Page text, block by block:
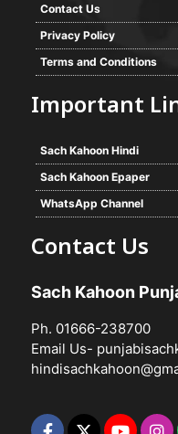
Contact Us
Privacy Policy
Terms and Conditions
Important
Sach Kahoon Hindi
Sach Kahoon Epaper
WhatsApp Channel
Contact Us
Sach Kahoon
Ph. 01666-238700
Email Us-